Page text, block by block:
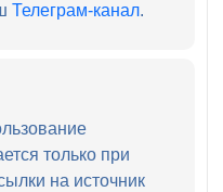
Телеграм-канал.
только при
на источник